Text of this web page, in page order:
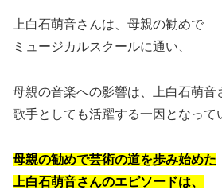
上白石萌音さんは、母親の勧めで
ミュージカルスクールに通い、
母親の音楽への影響は、上白石萌音
歌手としても活躍する一因となって
母親の勧めで芸術の道を歩み始めた
上白石萌音さんのエピソードは、